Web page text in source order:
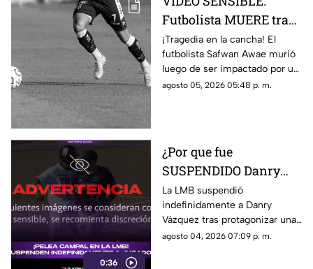
Futbolista MUERE tras
ser impactado por un
rayo en pleno partido;
así ocurrió
¡Tragedia en la cancha! El
futbolista Safwan Awae murió
luego de ser impactado por un
rayo. Conoce los detalles.
agosto 05, 2026 05:48 p. m.
0:36
¿Por que fue
SUSPENDIDO Danry
Vázquez de la LMB?
Filtran video de la
BRUTAL agresión
La LMB suspendió
indefinidamente a Danry
Vázquez tras protagonizar una
pelea campal, en la cual un
agosto 04, 2026 07:09 p. m.